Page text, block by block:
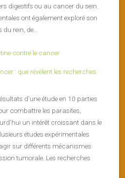
digestifs ou au cancer du sein.
ont également exploré son
rein, de...
: que révèlent les recherches
d’une étude en 10 parties
combattre les parasites,
un intérêt croissant dans le
études expérimentales
sur différents mécanismes
tumorale. Les recherches